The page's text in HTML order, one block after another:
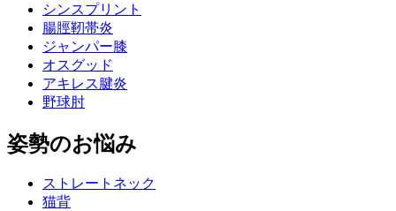
シンスプリント
腸脛靭帯炎
ジャンパー膝
オスグッド
アキレス腱炎
野球肘
姿勢のお悩み
ストレートネック
猫背